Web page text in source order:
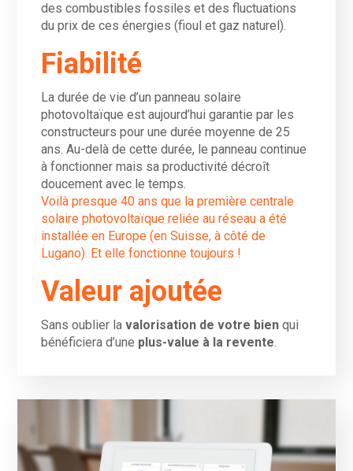
des combustibles fossiles et des fluctuations
du prix de ces énergies (fioul et gaz naturel).
Fiabilité
La durée de vie d’un panneau solaire
photovoltaïque est aujourd’hui garantie par les
constructeurs pour une durée moyenne de 25
ans. Au-delà de cette durée, le panneau continue
à fonctionner mais sa productivité décroît
doucement avec le temps.
Voilà presque 40 ans que la première centrale
solaire photovoltaïque reliée au réseau a été
installée en Europe (en Suisse, à côté de
Lugano). Et elle fonctionne toujours !
Valeur ajoutée
Sans oublier lavalorisation de votre bien qui
bénéficiera d’une plus-value à la revente.